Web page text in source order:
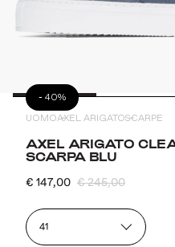
UOMOAXEL ARIGATOSCARPE
- 40%
AXEL ARIGATO
SCARPA BLU
€ 147,00 € 245,00
41